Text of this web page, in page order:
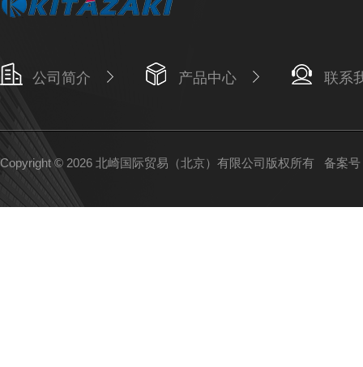
公司简介 产品中心 联系
Copyright © 2026 北崎国际贸易（北京）有限公司版权所有 备案号